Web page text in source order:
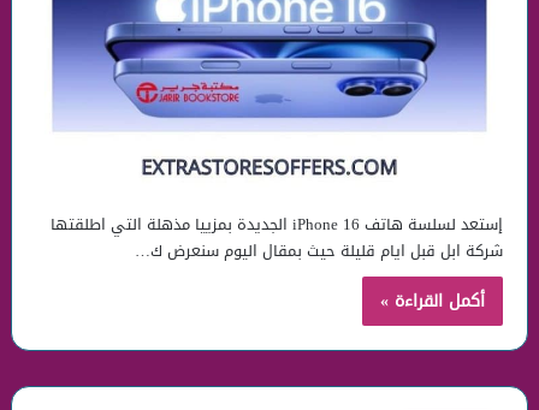
إستعد لسلسة هاتف 16 iPhone الجديدة بمزييا مذهلة التي اطلقتها
شركة ابل قبل ايام قليلة حيث بمقال اليوم سنعرض ك…
أكمل القراءة »